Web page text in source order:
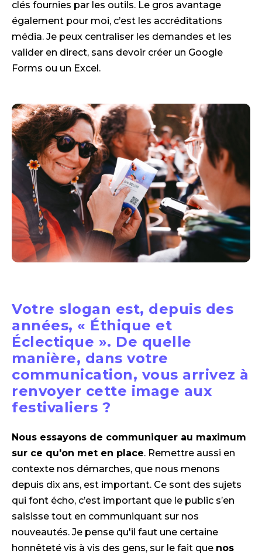
clés fournies par les outils. Le gros avantage
également pour moi, c’est les accréditations
média. Je peux centraliser les demandes et les
valider en direct, sans devoir créer un Google
Forms ou un Excel.
Votre slogan est, depuis des
années, « Éthique et
Éclectique ». De quelle
manière, dans votre
communication, vous arrivez à
renvoyer cette image aux
festivaliers ?
Nous essayons de communiquer au maximum
sur ce qu'on met en place. Remettre aussi en
contexte nos démarches, que nous menons
depuis dix ans, est important. Ce sont des sujets
qui font écho, c’est important que le public s’en
saisisse tout en communiquant sur nos
nouveautés. Je pense qu'il faut une certaine
honnêteté vis à vis des gens, sur le fait que nos